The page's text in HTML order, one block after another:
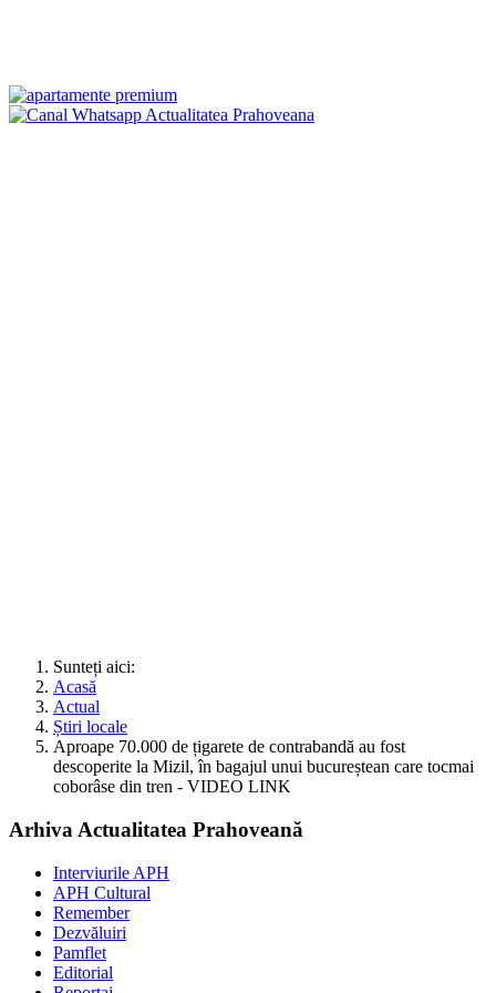
Sunteți aici:
Acasă
Actual
Știri locale
Aproape 70.000 de țigarete de contrabandă au fost
descoperite la Mizil, în bagajul unui bucureștean care tocmai
coborâse din tren - VIDEO LINK
Arhiva Actualitatea Prahoveană
Interviurile APH
APH Cultural
Remember
Dezvăluiri
Pamflet
Editorial